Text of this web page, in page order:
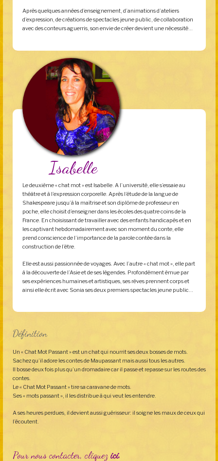
Après quelques années d’enseignement, d’animations d’ateliers
d’expression, de créations de spectacles jeune public, de collaboration
avec des conteurs aguerris, son envie de créer devient une nécessité…
Isabelle
Le deuxième « chat mot » est Isabelle. A l’université, elle s’essaie au
théâtre et à l’expression corporelle. Après l’étude de la langue de
Shakespeare jusqu’à la maîtrise et son diplôme de professeur en
poche, elle choisit d’enseigner dans les écoles des quatre coins de la
France. En choisissant de travailler avec des enfants handicapés et en
les captivant hebdomadairement avec son moment du conte, elle
prend conscience de l’importance de la parole contée dans la
construction de l’être.
Elle est aussi passionnée de voyages. Avec l’autre « chat mot », elle part
à la découverte de l’Asie et de ses légendes. Profondément émue par
ses expériences humaines et artistiques, ses rêves prennent corps et
ainsi elle écrit avec Sonia ses deux premiers spectacles jeune public…
Définition
Un « Chat Mot Passant » est un chat qui nourrit ses deux bosses de mots.
Sachez qu’il adore les contes de Maupassant mais aussi tous les autres.
Il bosse deux fois plus qu’un dromadaire car il passe et repasse sur les routes des
contes.
Le « Chat Mot Passant » tire sa caravane de mots.
Ses « mots passant », il les distribue à qui veut les entendre.
A ses heures perdues, il devient aussi guérisseur: il soigne les maux de ceux qui
l’écoutent.
Pour nous contacter, cliquezici.